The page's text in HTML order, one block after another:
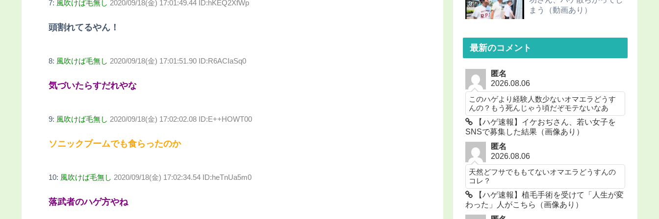
7: 風吹けば毛無し 2020/09/18(金) 17:01:49.44 ID:hKEQ2XfWp
頭割れてるやん！
8: 風吹けば毛無し 2020/09/18(金) 17:01:51.90 ID:R6ACIaSq0
気づいたらすだれやな
9: 風吹けば毛無し 2020/09/18(金) 17:02:02.08 ID:E++HOWT00
ソニックブームでも食らったのか
10: 風吹けば毛無し 2020/09/18(金) 17:02:34.54 ID:heTnUa5m0
落武者のハゲ方やね
まう（動画あり）
最新のコメント
匿名
2026.08.06
このハゲより経験人数少ないオマエラどうす
んの？もう死んじゃう頃だぞモテないなあ
【ハゲ速報】イケおぢさん、若い女子を
SNSで募集した結果（画像あり）
匿名
2026.08.06
天然どフサでももてないオマエラどうすんの
コレ？
【ハゲ速報】植毛手術を受けて「人生が変
わった」人がこちら（画像あり）